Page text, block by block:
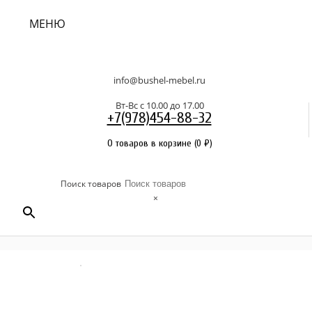
МЕНЮ
info@bushel-mebel.ru
Вт-Вс c 10.00 до 17.00
+7(978)454-88-32
0 товаров в корзине (0 ₽)
Поиск товаров
×